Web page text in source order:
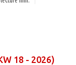
18 - 2026)